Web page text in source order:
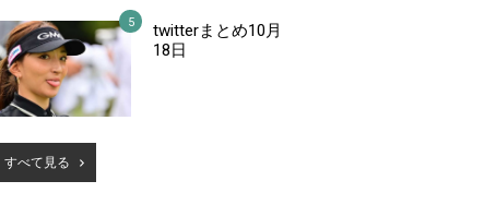
twitterまとめ10月
18日
すべて見る